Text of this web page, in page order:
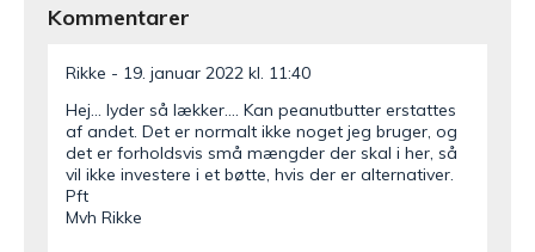
Kommentarer
Rikke
19. januar 2022 kl. 11:40
Hej… lyder så lækker…. Kan peanutbutter erstattes
af andet. Det er normalt ikke noget jeg bruger, og
det er forholdsvis små mængder der skal i her, så
vil ikke investere i et bøtte, hvis der er alternativer.
Pft
Mvh Rikke